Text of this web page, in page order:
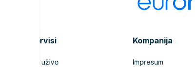
Servisi
TV uživo
Kompanija
Impresum